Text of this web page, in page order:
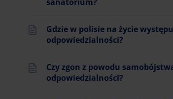
Gdzie w polisie na życie
odpowiedzialności?
Czy zgon z powodu
odpowiedzialności?